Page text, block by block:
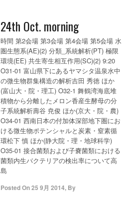
24th Oct. morning
時間 第2会場 第3会場 第4会場 第5会場 水
圏生態系(AE)(2) 分類_系統解析(PT) 極限
環境(EE) 共生寄生相互作用(SC)(2) 9:20
O31-01 富山県下にあるヤマシタ温泉水中
の微生物群集構造の解析吉田 秀徳 ほか
(富山大・院・理工) O32-1 舞鶴湾海底堆
積物から分離したメロン香産生酵母の分
子系統解析壽谷 尭俊 ほか(京大・院・農)
O34-01 西南日本の付加体深部地下圏にお
ける微生物ポテンシャルと炭素・窒素循
環松下 慎 ほか(静大院・理・地球科学)
O35-01 接合菌類および子嚢菌類における
菌類内生バクテリアの検出率について高
島
Posted On25 9月 2014, By